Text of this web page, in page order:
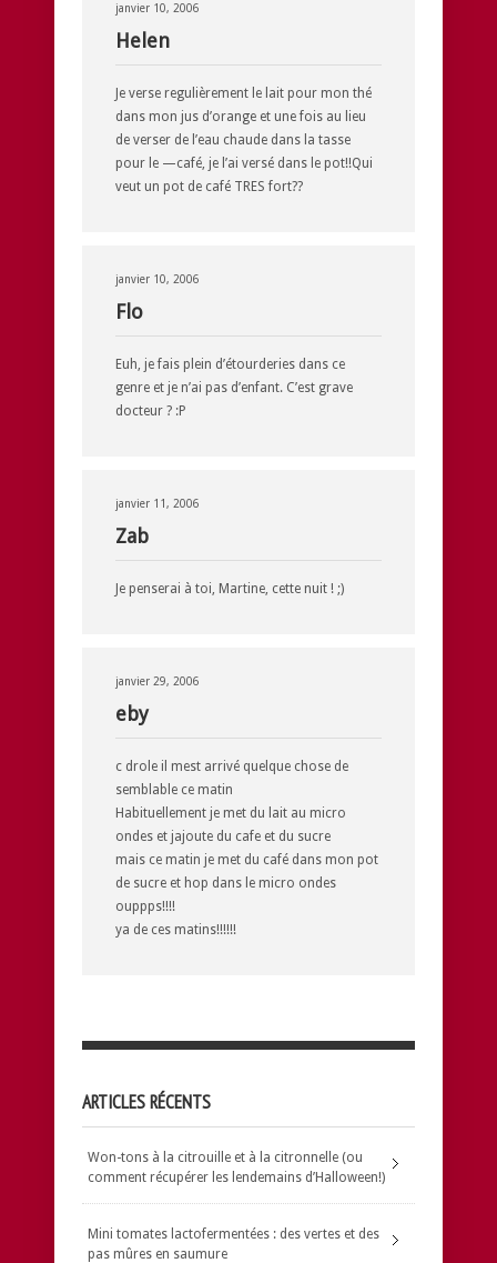
janvier 10, 2006
Helen
Je verse regulièrement le lait pour mon thé
dans mon jus d’orange et une fois au lieu
de verser de l’eau chaude dans la tasse
pour le —café, je l’ai versé dans le pot!!Qui
veut un pot de café TRES fort??
janvier 10, 2006
Flo
Euh, je fais plein d’étourderies dans ce
genre et je n’ai pas d’enfant. C’est grave
docteur ? :P
janvier 11, 2006
Zab
Je penserai à toi, Martine, cette nuit ! ;)
janvier 29, 2006
eby
c drole il mest arrivé quelque chose de
semblable ce matin
Habituellement je met du lait au micro
ondes et jajoute du cafe et du sucre
mais ce matin je met du café dans mon pot
de sucre et hop dans le micro ondes
ouppps!!!!
ya de ces matins!!!!!!
ARTICLES RÉCENTS
Won-tons à la citrouille et à la citronnelle (ou
comment récupérer les lendemains d’Halloween!)
Mini tomates lactofermentées : des vertes et des
pas mûres en saumure